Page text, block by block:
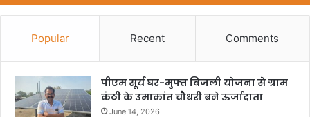
Popular Recent Comments
पीएम सूर्य घर-मुफ्त बिजली योजना से ग्राम
कंठी के उमाकांत चौधरी बने ऊर्जादाता
June 14, 2026